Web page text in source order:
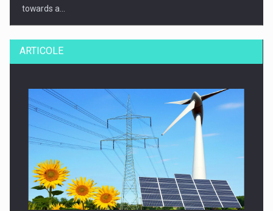
towards a…
CEO Conference - Shaping The Future - Technology and…
ARTICOLE